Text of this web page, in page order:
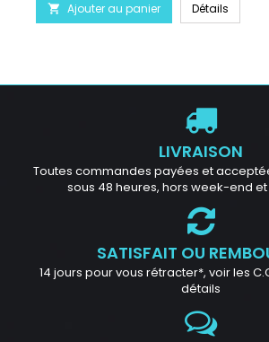
 Ajouter au panier Détails
LIVRAISON
Toutes commandes payées et
sous 48 heures, hors week-end
SATISFAIT OU
14 jours pour vous rétracter*, voir les
détails